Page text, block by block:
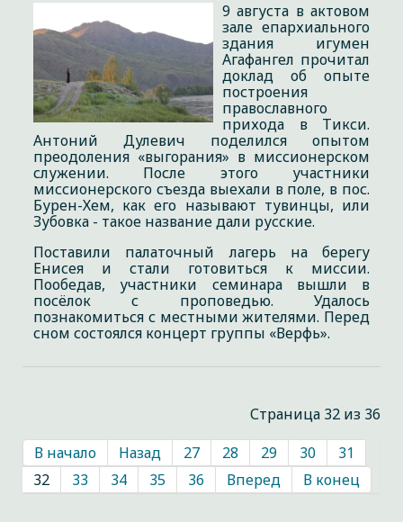
9 августа в актовом
зале епархиального
здания игумен
Агафангел прочитал
доклад об опыте
построения
православного
прихода в Тикси.
Антоний Дулевич поделился опытом
преодоления «выгорания» в миссионерском
служении. После этого участники
миссионерского съезда выехали в поле, в пос.
Бурен-Хем, как его называют тувинцы, или
Зубовка - такое название дали русские.
Поставили палаточный лагерь на берегу
Енисея и стали готовиться к миссии.
Пообедав, участники семинара вышли в
посёлок с проповедью. Удалось
познакомиться с местными жителями. Перед
сном состоялся концерт группы «Верфь».
Страница 32 из 36
В начало
Назад 27 28 29 30
31
32
33 34 35 36 Вперед В конец